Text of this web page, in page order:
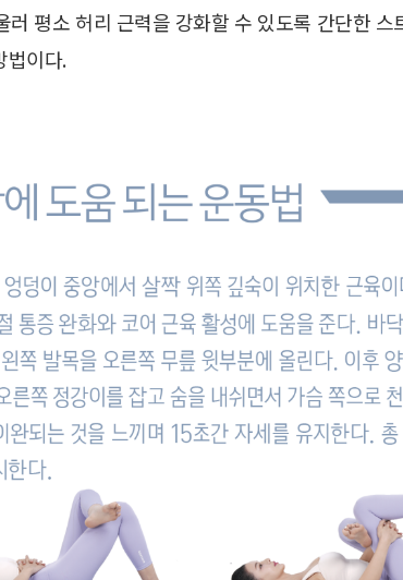
러 평소 허리 근력을 강화할 수 있도록 간단한
법이다.